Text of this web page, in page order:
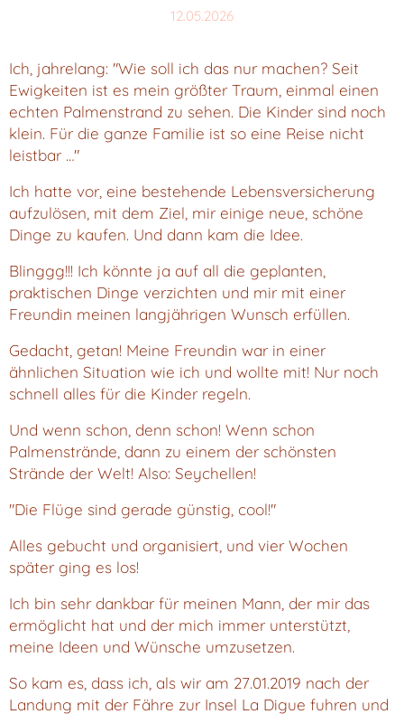
12.05.2026
Ich, jahrelang: "Wie soll ich das nur machen? Seit
Ewigkeiten ist es mein größter Traum, einmal einen
echten Palmenstrand zu sehen. Die Kinder sind noch
klein. Für die ganze Familie ist so eine Reise nicht
leistbar …"
Ich hatte vor, eine bestehende Lebensversicherung
aufzulösen, mit dem Ziel, mir einige neue, schöne
Dinge zu kaufen. Und dann kam die Idee.
Blinggg!!! Ich könnte ja auf all die geplanten,
praktischen Dinge verzichten und mir mit einer
Freundin meinen langjährigen Wunsch erfüllen.
Gedacht, getan! Meine Freundin war in einer
ähnlichen Situation wie ich und wollte mit! Nur noch
schnell alles für die Kinder regeln.
Und wenn schon, denn schon! Wenn schon
Palmenstrände, dann zu einem der schönsten
Strände der Welt! Also: Seychellen!
"Die Flüge sind gerade günstig, cool!"
Alles gebucht und organisiert, und vier Wochen
später ging es los!
Ich bin sehr dankbar für meinen Mann, der mir das
ermöglicht hat und der mich immer unterstützt,
meine Ideen und Wünsche umzusetzen.
So kam es, dass ich, als wir am 27.01.2019 nach der
Landung mit der Fähre zur Insel La Digue fuhren und